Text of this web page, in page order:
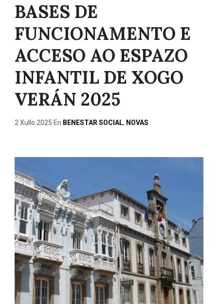
BASES DE
FUNCIONAMENTO E
ACCESO AO ESPAZO
INFANTIL DE XOGO
VERÁN 2025
2 Xullo 2025 En BENESTAR SOCIAL, NOVAS